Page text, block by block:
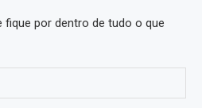
por dentro de tudo o que